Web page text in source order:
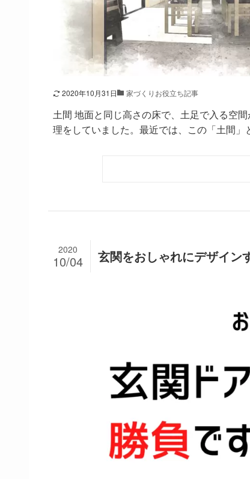
2020年10月31日 家づくりお役立ち記事
土間 地面と同じ高さの床で、土足で入る空
理をしていました。最近では、この「土間」
玄関をおしゃれにデザイン
2020
10/04